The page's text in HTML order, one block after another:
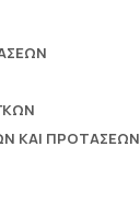
ΚΑΙ ΠΡΟΤΆΣΕΩΝ